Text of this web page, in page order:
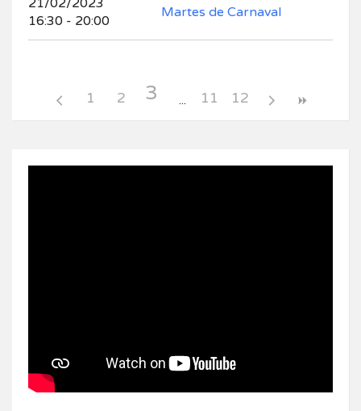
21/02/2023
16:30 - 20:00
Martes de Carnaval
1 2 3 11 12